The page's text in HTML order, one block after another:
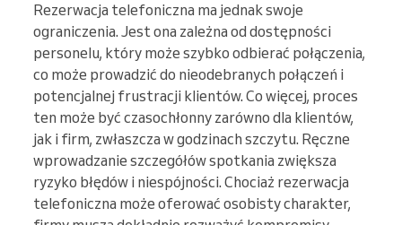
Rezerwacja telefoniczna ma jednak swoje
ograniczenia. Jest ona zależna od dostępności
personelu, który może szybko odbierać połączenia,
co może prowadzić do nieodebranych połączeń i
potencjalnej frustracji klientów. Co więcej, proces
ten może być czasochłonny zarówno dla klientów,
jak i firm, zwłaszcza w godzinach szczytu. Ręczne
wprowadzanie szczegółów spotkania zwiększa
ryzyko błędów i niespójności. Chociaż rezerwacja
telefoniczna może oferować osobisty charakter,